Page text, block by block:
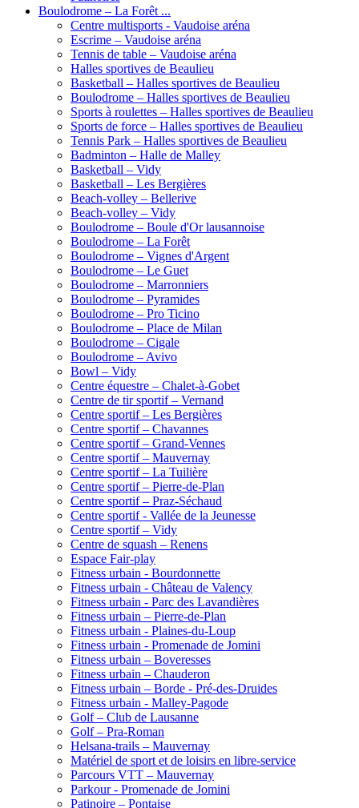
Boulodrome – La Forêt ...
Centre multisports - Vaudoise aréna
Escrime – Vaudoise aréna
Tennis de table – Vaudoise aréna
Halles sportives de Beaulieu
Basketball – Halles sportives de Beaulieu
Boulodrome – Halles sportives de Beaulieu
Sports à roulettes – Halles sportives de Beaulieu
Sports de force – Halles sportives de Beaulieu
Tennis Park – Halles sportives de Beaulieu
Badminton – Halle de Malley
Basketball – Vidy
Basketball – Les Bergières
Beach-volley – Bellerive
Beach-volley – Vidy
Boulodrome – Boule d'Or lausannoise
Boulodrome – La Forêt
Boulodrome – Vignes d'Argent
Boulodrome – Le Guet
Boulodrome – Marronniers
Boulodrome – Pyramides
Boulodrome – Pro Ticino
Boulodrome – Place de Milan
Boulodrome – Cigale
Boulodrome – Avivo
Bowl – Vidy
Centre équestre – Chalet-à-Gobet
Centre de tir sportif – Vernand
Centre sportif – Les Bergières
Centre sportif – Chavannes
Centre sportif – Grand-Vennes
Centre sportif – Mauvernay
Centre sportif – La Tuilière
Centre sportif – Pierre-de-Plan
Centre sportif – Praz-Séchaud
Centre sportif - Vallée de la Jeunesse
Centre sportif – Vidy
Centre de squash – Renens
Espace Fair-play
Fitness urbain - Bourdonnette
Fitness urbain - Château de Valency
Fitness urbain - Parc des Lavandières
Fitness urbain – Pierre-de-Plan
Fitness urbain - Plaines-du-Loup
Fitness urbain - Promenade de Jomini
Fitness urbain – Boveresses
Fitness urbain – Chauderon
Fitness urbain – Borde - Pré-des-Druides
Fitness urbain - Malley-Pagode
Golf – Club de Lausanne
Golf – Pra-Roman
Helsana-trails – Mauvernay
Matériel de sport et de loisirs en libre-service
Parcours VTT – Mauvernay
Parkour - Promenade de Jomini
Patinoire – Pontaise